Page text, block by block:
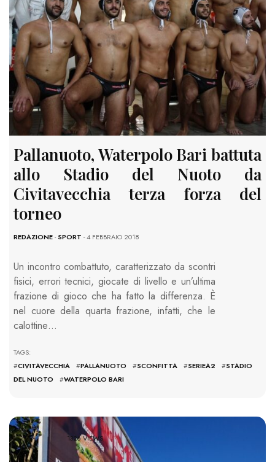
Pallanuoto, Waterpolo Bari battuta
allo Stadio del Nuoto da
Civitavecchia terza forza del
torneo
REDAZIONE-SPORT - 4 FEBBRAIO 2018
Un incontro combattuto, caratterizzato da scontri
fisici, errori tecnici, giocate di livello e un’ultima
frazione di gioco che ha fatto la differenza. È
nel cuore della quarta frazione, infatti, che le
calottine…
TAGS:
#CIVITAVECCHIA #PALLANUOTO #SCONFITTA #SERIEA2 #STADIO
DEL NUOTO
#WATERPOLO BARI
1326 VIEWS